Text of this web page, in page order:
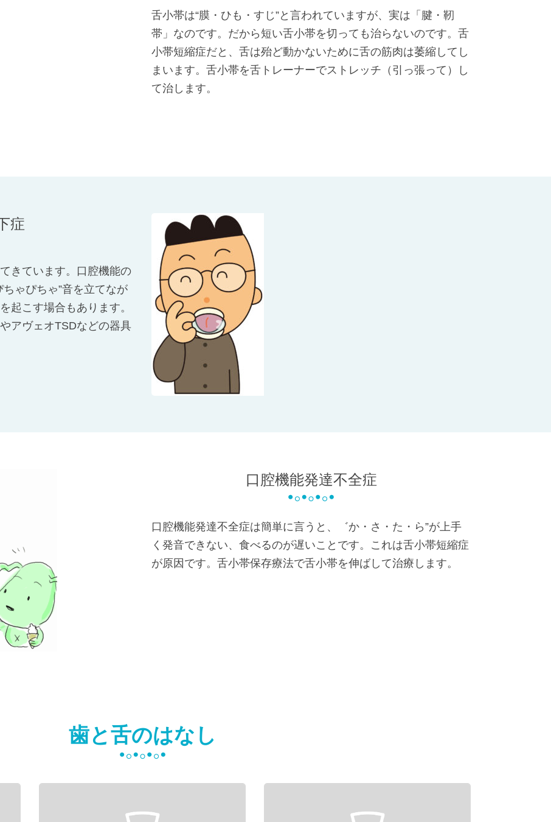
舌小帯は“膜・ひも・すじ”と言われていますが、実は「腱・靭
帯」なのです。だから短い舌小帯を切っても治らないのです。舌
小帯短縮症だと、舌は殆ど動かないために舌の筋肉は萎縮してし
まいます。舌小帯を舌トレーナーでストレッチ（引っ張って）し
て治します。
症
きています。口腔機能の
ゃぴちゃ”音を立てなが
起こす場合もあります。
アヴェオTSDなどの器具
口腔機能発達不全症
口腔機能発達不全症は簡単に言うと、゛か・さ・た・ら”が上手
く発音できない、食べるのが遅いことです。これは舌小帯短縮症
が原因です。舌小帯保存療法で舌小帯を伸ばして治療します。
歯と舌のはなし